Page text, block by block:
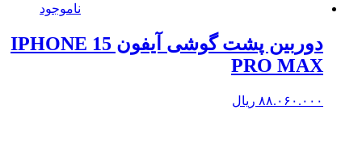
ناموجود
دوربین پشت گوشی آیفون IPHONE 15
PRO MAX
۸۸.۰۶۰.۰۰۰ ریال